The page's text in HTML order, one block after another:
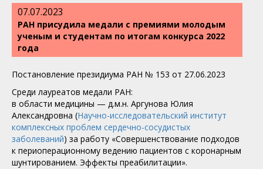
07.07.2023
РАН присудила медали с премиями молодым
ученым и студентам по итогам конкурса 2022
года
Постановление президиума РАН № 153 от 27.06.2023
Среди лауреатов медали РАН:
​в области медицины — д.м.н. Аргунова Юлия
Александровна (Научно-исследовательский институт
комплексных проблем сердечно-сосудистых
заболеваний) за работу «Совершенствование подходов
к периоперационному ведению пациентов с коронарным
шунтированием. Эффекты преабилитации».